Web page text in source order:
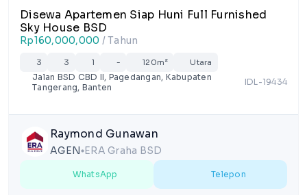
Disewa Apartemen Siap Huni Full Furnished
Sky House BSD
Rp160,000,000 / Tahun
3 3 1 - 120m² Utara
Jalan BSD CBD II, Pagedangan, Kabupaten
Tangerang, Banten
IDL-19434
Raymond Gunawan
AGEN lens ERA Graha BSD
WhatsApp Telepon